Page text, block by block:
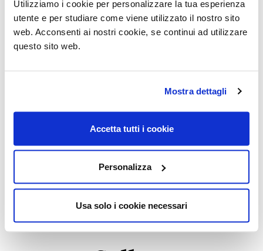
Utilizziamo i cookie per personalizzare la tua esperienza
utente e per studiare come viene utilizzato il nostro sito
web. Acconsenti ai nostri cookie, se continui ad utilizzare
questo sito web.
Mostra dettagli
Accetta tutti i cookie
Personalizza
Usa solo i cookie necessari
dall’incontro armonico tra seduta e braccioli, è il
cuore di un’idea progettuale che gioca con le
geometrie e le proporzioni. Girevole a 360°,
questa poltrona offre una libertà di movimento
complemento perfetto per ambienti residenziali
o contract in cui il design non è solo funzione,
ma anche elemento identitario.